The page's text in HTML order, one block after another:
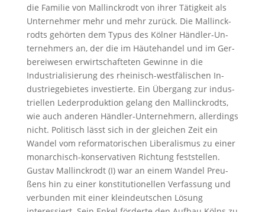
die Fa­mi­lie von Mal­linck­rodt von ih­rer Tä­tig­keit als
Un­ter­neh­mer mehr und mehr zu­rück. Die Mal­linck­
rodts ge­hör­ten dem Ty­pus des Köl­ner Händ­ler-Un­
ter­neh­mers an, der die im Häu­te­han­del und im Ger­
ber­ei­we­sen er­wirt­schaf­te­ten Ge­win­ne in die
Industria­li­sie­rung des rhei­nisch-west­fä­li­schen In­
dus­trie­ge­bie­tes in­ves­tier­te. Ein Übergang zur in­dus­
tri­el­len Le­der­pro­duk­ti­on ge­lang den Mal­linck­rodts,
wie auch an­de­ren Händ­ler-Un­ter­neh­mern, al­ler­dings
nicht. Po­li­tisch lässt sich in der glei­chen Zeit ein
Wan­del vom re­for­ma­to­ri­schen Li­be­ra­lis­mus zu ei­ner
mon­ar­chisch-kon­ser­va­ti­ven Richtung fest­stel­len.
Gus­tav Mal­linck­rodt (I) war an ei­nem Wan­del Preu­
ßens hin zu ei­ner kon­sti­tu­tio­nel­len Ver­fas­sung und
ver­bun­den mit ei­ner klein­deut­schen Lö­sung